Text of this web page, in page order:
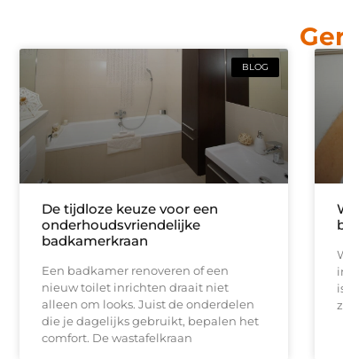
BLOG
De tijdloze keuze voor een
onderhoudsvriendelijke
badkamerkraan
Een badkamer renoveren of een
nieuw toilet inrichten draait niet
alleen om looks. Juist de onderdelen
die je dagelijks gebruikt, bepalen het
comfort. De wastafelkraan